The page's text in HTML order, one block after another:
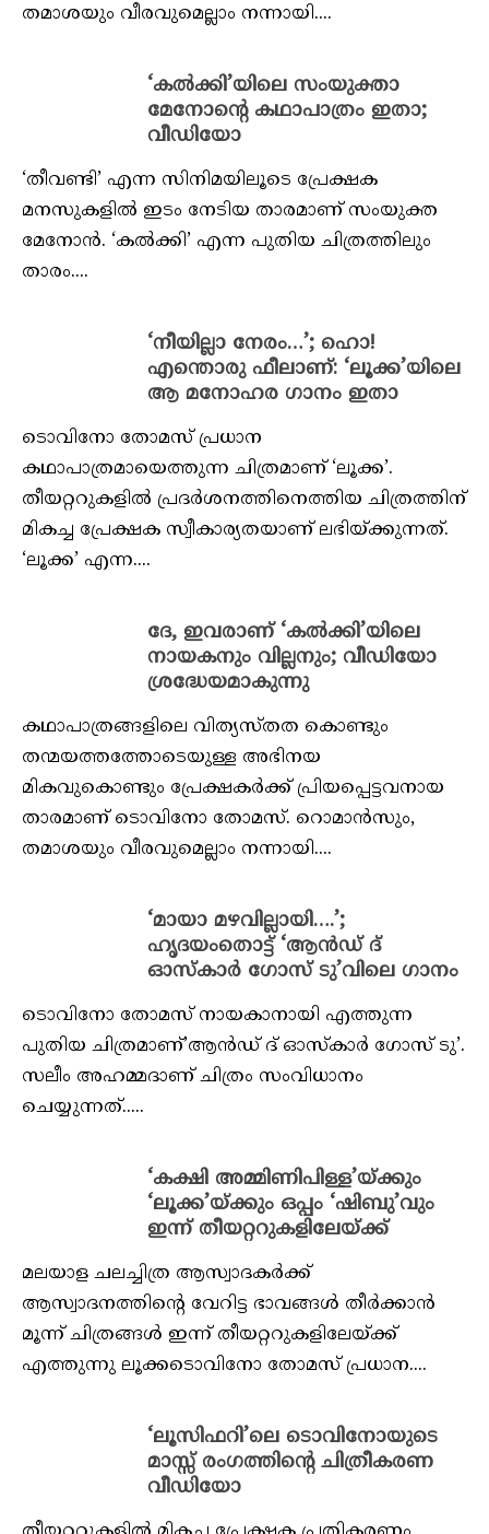
തമാശയും വീരവുമെല്ലാം നന്നായി....
‘കല്‍ക്കി’യിലെ സംയുക്താ
മേനോന്‍റെ കഥാപാത്രം ഇതാ;
വീഡിയോ
‘തീവണ്ടി’ എന്ന സിനിമയിലൂടെ പ്രേക്ഷക
മനസുകളില്‍ ഇടം നേടിയ താരമാണ് സംയുക്ത
മേനോന്‍. ‘കല്‍ക്കി’ എന്ന പുതിയ ചിത്രത്തിലും
താരം....
‘നീയില്ലാ നേരം…’; ഹൊ!
എന്തൊരു ഫീലാണ്: ‘ലൂക്ക’യിലെ
ആ മനോഹര ഗാനം ഇതാ
ടൊവിനോ തോമസ് പ്രധാന
കഥാപാത്രമായെത്തുന്ന ചിത്രമാണ് ‘ലൂക്ക’.
തീയറ്ററുകളില്‍ പ്രദര്‍ശനത്തിനെത്തിയ ചിത്രത്തിന്
മികച്ച പ്രേക്ഷക സ്വീകാര്യതയാണ് ലഭിയ്ക്കുന്നത്.
‘ലൂക്ക’ എന്ന....
ദേ, ഇവരാണ് ‘കല്‍ക്കി’യിലെ
നായകനും വില്ലനും; വീഡിയോ
ശ്രദ്ധേയമാകുന്നു
കഥാപാത്രങ്ങളിലെ വിത്യസ്തത കൊണ്ടും
തന്മയത്തത്തോടെയുള്ള അഭിനയ
മികവുകൊണ്ടും പ്രേക്ഷകര്‍ക്ക് പ്രിയപ്പെട്ടവനായ
താരമാണ് ടൊവിനോ തോമസ്. റൊമാന്‍സും,
തമാശയും വീരവുമെല്ലാം നന്നായി....
‘മായാ മഴവില്ലായി….’;
ഹൃദയംതൊട്ട് ‘ആന്‍ഡ് ദ്
ഓസ്‌കാര്‍ ഗോസ് ടു’വിലെ ഗാനം
ടൊവിനോ തോമസ് നായകാനായി എത്തുന്ന
പുതിയ ചിത്രമാണ്’ആന്‍ഡ് ദ് ഓസ്‌കാര്‍ ഗോസ് ടു’.
സലീം അഹമ്മദാണ് ചിത്രം സംവിധാനം
ചെയ്യുന്നത്.....
‘കക്ഷി അമ്മിണിപിള്ള’യ്ക്കും
‘ലൂക്ക’യ്ക്കും ഒപ്പം ‘ഷിബു’വും
ഇന്ന് തീയറ്ററുകളിലേയ്ക്ക്
മലയാള ചലച്ചിത്ര ആസ്വാദകര്‍ക്ക്
ആസ്വാദനത്തിന്റെ വേറിട്ട ഭാവങ്ങള്‍ തീര്‍ക്കാന്‍
മൂന്ന് ചിത്രങ്ങള്‍ ഇന്ന് തീയറ്ററുകളിലേയ്ക്ക്
എത്തുന്നു ലൂക്കടൊവിനോ തോമസ് പ്രധാന....
‘ലൂസിഫറി’ലെ ടൊവിനോയുടെ
മാസ്സ് രംഗത്തിന്റെ ചിത്രീകരണ
വീഡിയോ